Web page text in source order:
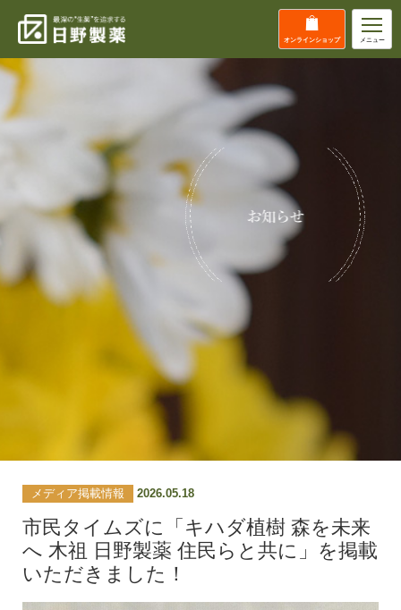
オンラインショップ メニュー
メディア掲載情報 2026.05.18
市民タイムズに「キハダ植樹 森を未来
へ 木祖 日野製薬 住民らと共に」を掲載
いただきました！